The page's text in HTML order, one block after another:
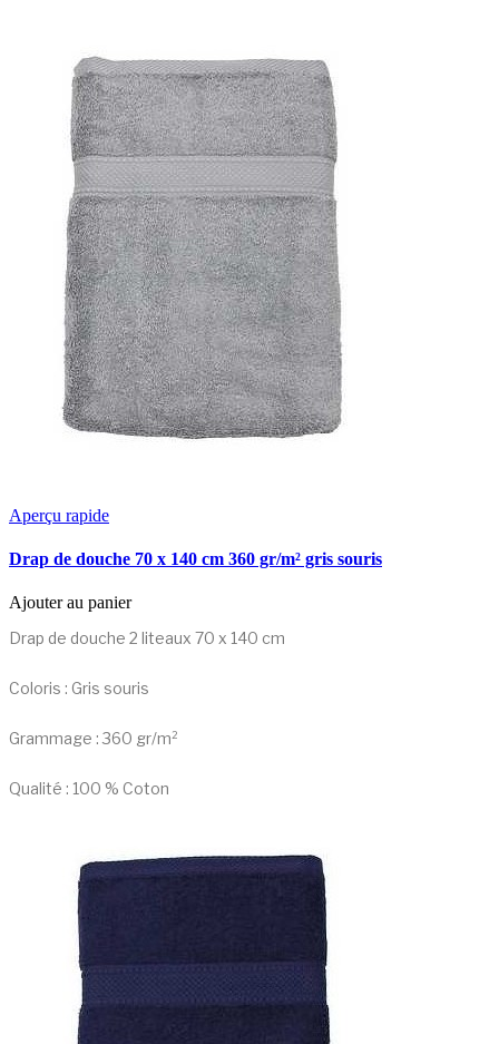
Aperçu rapide
Drap de douche 70 x 140 cm 360 gr/m² gris souris
Ajouter au panier
Drap de douche 2 liteaux 70 x 140 cm
Coloris : Gris souris
Grammage : 360 gr/m²
Qualité : 100 % Coton